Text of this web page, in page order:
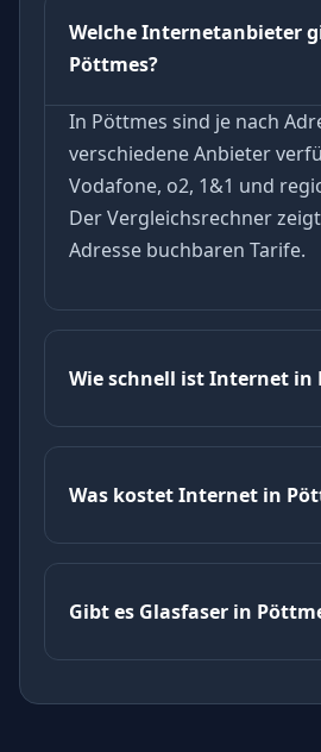
Welche Internetanbieter
Pöttmes?
In Pöttmes sind je nach
verschiedene Anbieter
Vodafone, o2, 1&1 und
Der Vergleichsrechner
Adresse buchbaren Tarife.
Wie schnell ist Internet in
Was kostet Internet in
Gibt es Glasfaser in